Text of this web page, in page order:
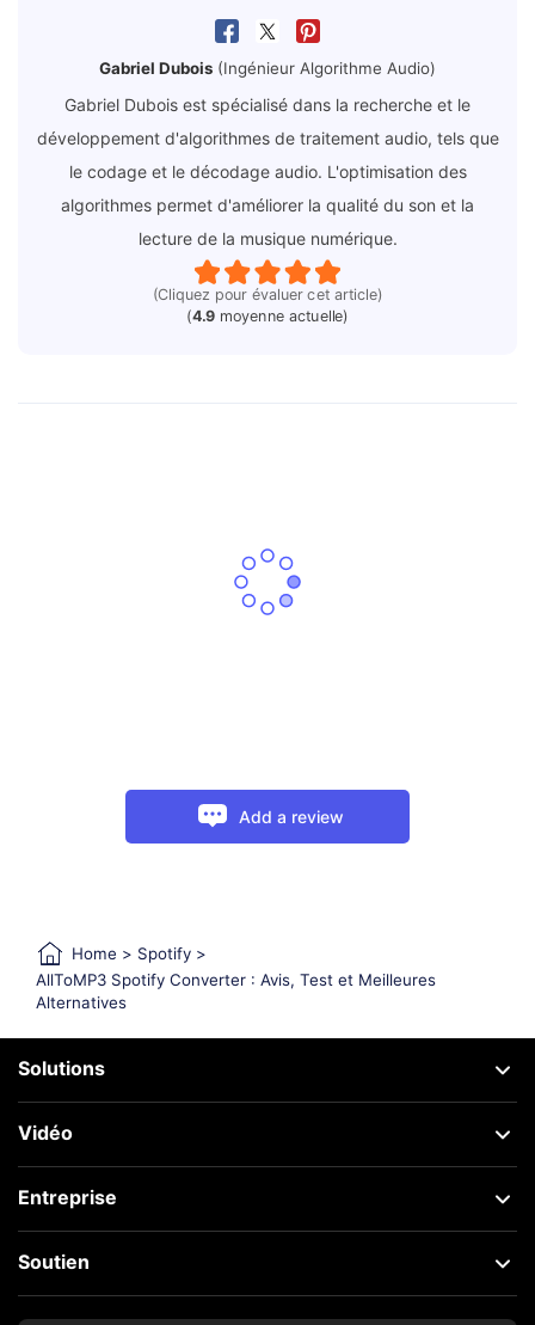
Gabriel Dubois (Ingénieur Algorithme Audio)
Gabriel Dubois est spécialisé dans la recherche et le
développement d'algorithmes de traitement audio, tels que
le codage et le décodage audio. L'optimisation des
algorithmes permet d'améliorer la qualité du son et la
lecture de la musique numérique.
(Cliquez pour évaluer cet article)
(4.9 moyenne actuelle)
Add a review
Home > Spotify >
AllToMP3 Spotify Converter : Avis, Test et Meilleures
Alternatives
Solutions
Vidéo
Entreprise
Soutien